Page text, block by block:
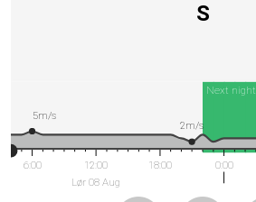
S
Next night
6:00
12:00
Lør 08 Aug
18:00 0:00
5m/s
2m/s